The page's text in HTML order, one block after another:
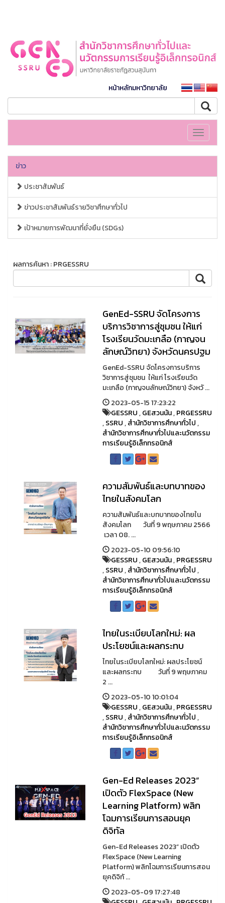
หน้าหลักมหาวิทยาลัย
Toggle
ข่าว
ประชาสัมพันธ์
ข่าวประชาสัมพันธ์รายวิชาศึกษาทั่วไป
เป้าหมายการพัฒนาที่ยั่งยืน (SDGs)
ผลการค้นหา : PRGESSRU
GenEd-SSRU จัดโครงการ
บริการวิชาการสู่ชุมชน ให้แก่
โรงเรียนวัดมะเกลือ (กาญจน
ลักษณ์วิทยา) จังหวัดนครปฐม
GenEd-SSRU จัดโครงการบริการ
วิชาการสู่ชุมชน ให้แก่ โรงเรียนวัด
มะเกลือ (กาญจนลักษณ์วิทยา) จังหวั ...
2023-05-15 17:23:22
GESSRU,GEสวนนัน,PRGESSRU
,SSRU,สำนักวิชาการศึกษาทั่วไป,
สำนักวิชาการศึกษาทั่วไปและนวัตกรรม
การเรียนรู้อิเล็กทรอนิกส์
ความสัมพันธ์และบทบาทของ
ไทยในสังคมโลก
ความสัมพันธ์และบทบาทของไทยใน
สังคมโลก วันที่ 9 พฤษภาคม 2566
เวลา 08. ...
2023-05-10 09:56:10
GESSRU,GEสวนนัน,PRGESSRU
,SSRU,สำนักวิชาการศึกษาทั่วไป,
สำนักวิชาการศึกษาทั่วไปและนวัตกรรม
การเรียนรู้อิเล็กทรอนิกส์
ไทยในระเบียบโลกใหม่: ผล
ประโยชน์และผลกระทบ
ไทยในระเบียบโลกใหม่: ผลประโยชน์
และผลกระทบ วันที่ 9 พฤษภาคม
2 ...
2023-05-10 10:01:04
GESSRU,GEสวนนัน,PRGESSRU
,SSRU,สำนักวิชาการศึกษาทั่วไป,
สำนักวิชาการศึกษาทั่วไปและนวัตกรรม
การเรียนรู้อิเล็กทรอนิกส์
Gen-Ed Releases 2023”
เปิดตัว FlexSpace (New
Learning Platform) พลิก
โฉมการเรียนการสอนยุค
ดิจิทัล
Gen-Ed Releases 2023” เปิดตัว
FlexSpace (New Learning
Platform) พลิกโฉมการเรียนการสอน
ยุคดิจิทั ...
2023-05-09 17:27:48